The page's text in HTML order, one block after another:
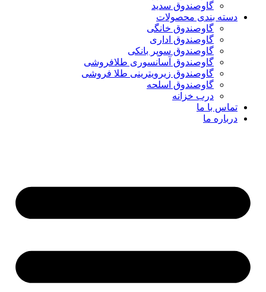
گاوصندوق سدید
دسته بندی محصولات
گاوصندوق خانگی
گاوصندوق اداری
گاوصندوق سوپر بانکی
گاوصندوق آسانسوری طلافروشی
گاوصندوق زیرویترینی طلا فروشی
گاوصندوق اسلحه
درب خزانه
تماس با ما
درباره ما